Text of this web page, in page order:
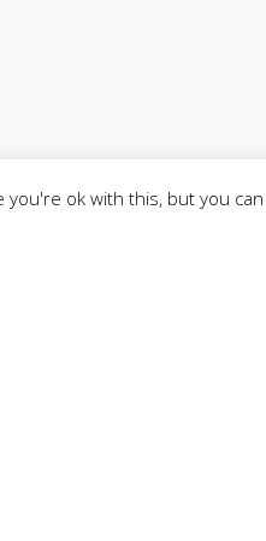
ok with this, but you